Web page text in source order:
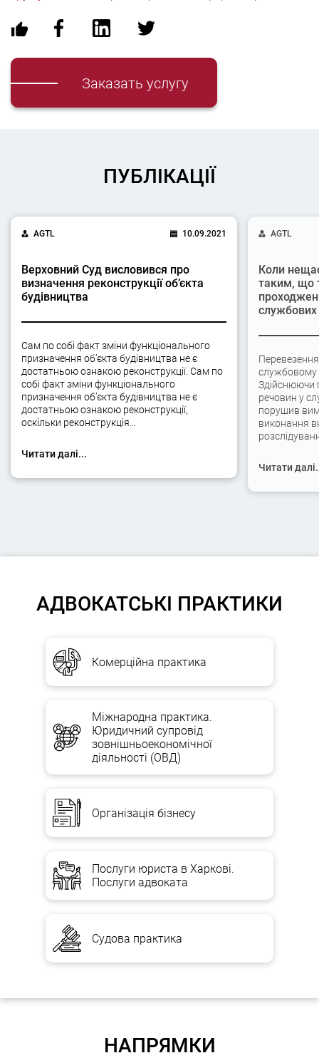
Заказать услугу
ПУБЛІКАЦІЇ
AGTL 10.09.2021
Верховний Суд висловився про
визначення реконструкції об’єкта
будівництва
Сам по собі факт зміни функціонального
призначення об’єкта будівництва не є
достатньою ознакою реконструкції. Сам по
собі факт зміни функціонального
призначення об’єкта будівництва не є
достатньою ознакою реконструкції,
оскільки реконструкція…
Читати далі...
AGTL
Коли
таким, що
службових
службовому
Здійснюючи
речовин у
порушив
виконання
Читати
АДВОКАТСЬКІ ПРАКТИКИ
Комерційна практика
Міжнародна практика.
Юридичний супровід
зовнішньоекономічної
діяльності (ОВД)
Організація бізнесу
Послуги юриста в Харкові.
Послуги адвоката
Судова практика
НАПРЯМКИ